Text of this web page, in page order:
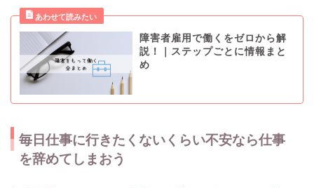
障害者雇用で働くをゼロから解
説！｜ステップごとに情報まと
め
毎日仕事に行きたくないくらい不安なら仕事
を辞めてしまおう